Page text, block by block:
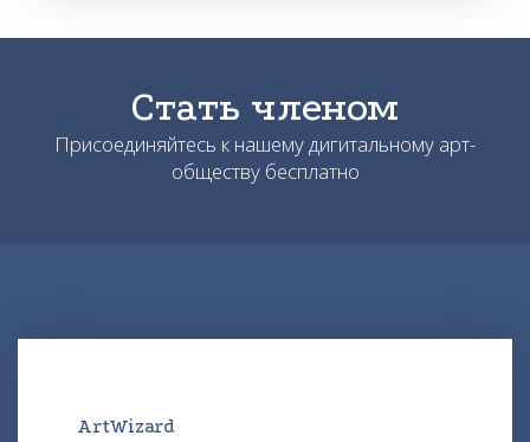
Стать членом
Присоединяйтесь к нашему дигитальному арт-
обществу бесплатно
ArtWizard